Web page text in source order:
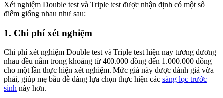
Xét nghiệm Double test và Triple test được nhận định có một số
điểm giống nhau như sau:
1. Chi phí xét nghiệm
Chi phí xét nghiệm Double test và Triple test hiện nay tương đương
nhau đều nằm trong khoảng từ 400.000 đồng đến 1.000.000 đồng
cho một lần thực hiện xét nghiệm. Mức giá này được đánh giá vừa
phải, giúp mẹ bầu dễ dàng lựa chọn thực hiện các sàng lọc trước
sinh này hơn.